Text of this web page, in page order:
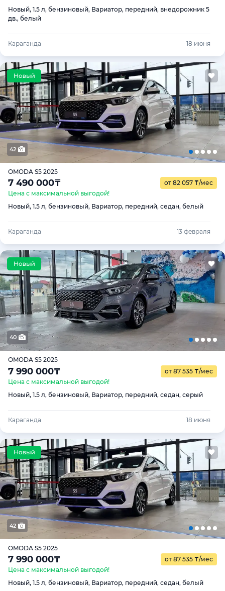
Новый, 1.5 л, бензиновый, Вариатор, передний, внедорожник 5
дв., белый
Караганда 18 июня
42
OMODA S5 2025
7 490 000₸ от 82 057 ₸/мес
Цена с максимальной выгодой!
Новый, 1.5 л, бензиновый, Вариатор, передний, седан, белый
Караганда 13 февраля
40
OMODA S5 2025
7 990 000₸ от 87 535 ₸/мес
Цена с максимальной выгодой!
Новый, 1.5 л, бензиновый, Вариатор, передний, седан, серый
Караганда 18 июня
42
OMODA S5 2025
7 990 000₸ от 87 535 ₸/мес
Цена с максимальной выгодой!
Новый, 1.5 л, бензиновый, Вариатор, передний, седан, белый